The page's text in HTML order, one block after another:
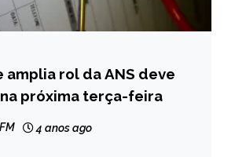
amplia rol da ANS deve
próxima terça-feira
4 anos ago